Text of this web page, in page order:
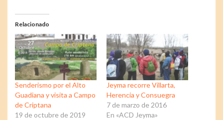
Relacionado
Senderismo por el Alto
Guadiana y visita a Campo
de Criptana
19 de octubre de 2019
Jeyma recorre Villarta,
Herencia y Consuegra
7 de marzo de 2016
En «ACD Jeyma»